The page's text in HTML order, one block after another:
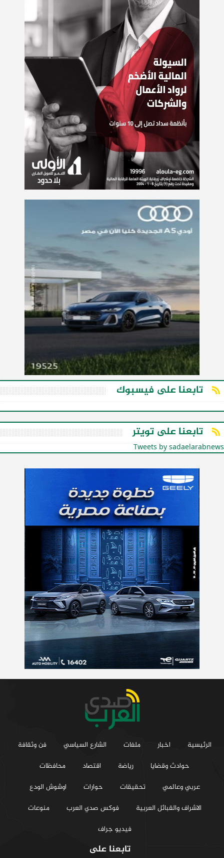
تابعنا على فيسبوك
تابعنا على تويتر
Tweets by sadaelarabnews
الرئيسية اخبار ملفات الشارع السياسي
فن وثقافة
حوادث وقضايا
رياضة اقتصاد
محافظات
عربي وعالمي
تحقيقات حوارات
اوشوش الودع
الاشراف والقبائل العربية
فوكس صدي العرب
منوعات
فيديو جراف
تابعنا على